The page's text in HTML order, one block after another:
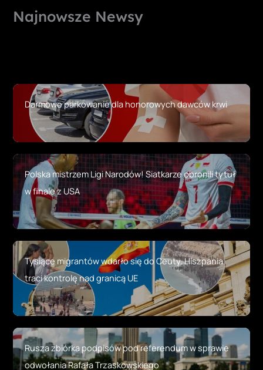
Najnowsze Newsy
Darmowe parkowanie dla honorowych dawców krwi
Polska mistrzem Ligi Narodów! Siatkarze obronili tytuł
w finale z USA
Tysiące migrantów wdarło się do Ceuty. Hiszpania
traci kontrolę nad granicą UE
Rusza zbiórka podpisów pod referendum w sprawie
odwołania Rafała Trzaskowskiego